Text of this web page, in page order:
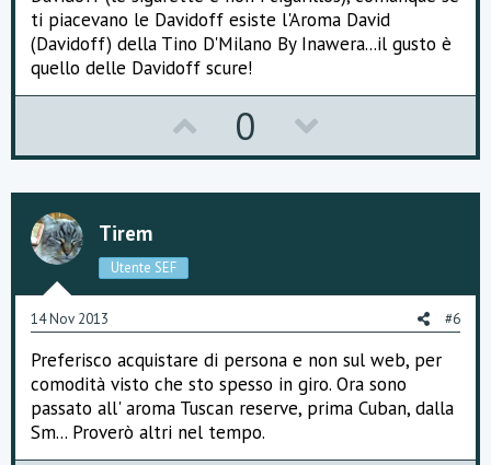
ti piacevano le Davidoff esiste l'Aroma David
(Davidoff) della Tino D'Milano By Inawera...il gusto è
quello delle Davidoff scure!
p
v
e
0
o
w
o
t
e
Tirem
Utente SEF
14 Nov 2013 #6
Preferisco acquistare di persona e non sul web, per
comodità visto che sto spesso in giro. Ora sono
passato all' aroma Tuscan reserve, prima Cuban, dalla
Sm... Proverò altri nel tempo.